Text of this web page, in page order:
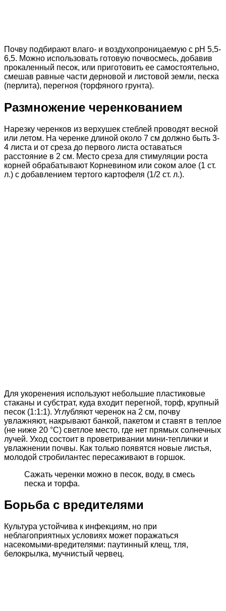
Почву подбирают влаго- и воздухопроницаемую с рН 5,5-
6,5. Можно использовать готовую почвосмесь, добавив
прокаленный песок, или приготовить ее самостоятельно,
смешав равные части дерновой и листовой земли, песка
(перлита), перегноя (торфяного грунта).
Размножение черенкованием
Нарезку черенков из верхушек стеблей проводят весной
или летом. На черенке длиной около 7 см должно быть 3-
4 листа и от среза до первого листа оставаться
расстояние в 2 см. Место среза для стимуляции роста
корней обрабатывают Корневином или соком алое (1 ст.
л.) с добавлением тертого картофеля (1/2 ст. л.).
Для укоренения используют небольшие пластиковые
стаканы и субстрат, куда входит перегной, торф, крупный
песок (1:1:1). Углубляют черенок на 2 см, почву
увлажняют, накрывают банкой, пакетом и ставят в теплое
(не ниже 20 °С) светлое место, где нет прямых солнечных
лучей. Уход состоит в проветривании мини-теплички и
увлажнении почвы. Как только появятся новые листья,
молодой стробилантес пересаживают в горшок.
Сажать черенки можно в песок, воду, в смесь
песка и торфа.
Борьба с вредителями
Культура устойчива к инфекциям, но при
неблагоприятных условиях может поражаться
насекомыми-вредителями: паутинный клещ, тля,
белокрылка, мучнистый червец.